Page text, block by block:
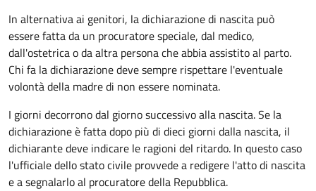
In alternativa ai genitori, la dichiarazione di nascita può
essere fatta da un procuratore speciale, dal medico,
dall'ostetrica o da altra persona che abbia assistito al parto.
Chi fa la dichiarazione deve sempre rispettare l'eventuale
volontà della madre di non essere nominata.
I giorni decorrono dal giorno successivo alla nascita. Se la
dichiarazione è fatta dopo più di dieci giorni dalla nascita, il
dichiarante deve indicare le ragioni del ritardo. In questo caso
l'ufficiale dello stato civile provvede a redigere l'atto di nascita
e a segnalarlo al procuratore della Repubblica.